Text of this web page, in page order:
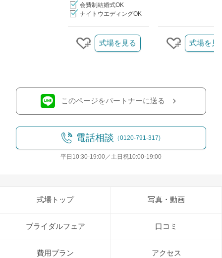
会費制結婚式OK
ナイトウエディングOK
クリップする
式場を見る
クリップす
式場を見
このページをパートナーに送る
電話相談 （0120-791-317)
平日10:30-19:00／土日祝10:00-19:00
式場トップ 写真・動画
ブライダルフェア 口コミ
費用プラン アクセス